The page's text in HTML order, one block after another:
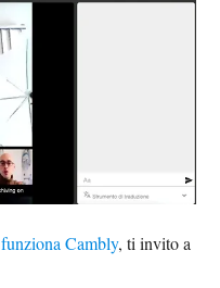
Cambly, ti invito a